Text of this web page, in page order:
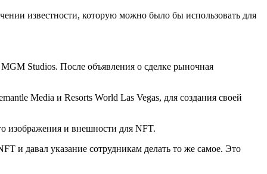
известности, которую можно было бы использовать для
Studios. После объявления о сделке рыночная
Media и Resorts World Las Vegas, для создания своей
изображения и внешности для NFT.
и давал указание сотрудникам делать то же самое. Это